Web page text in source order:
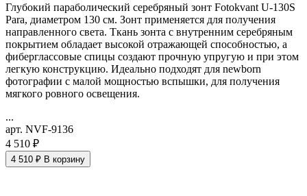
Глубокий параболический серебряный зонт Fotokvant U-130S
Para, диаметром 130 см. Зонт применяется для получения
направленного света. Ткань зонта с внутренним серебряным
покрытием обладает высокой отражающей способностью, а
фиберглассовые спицы создают прочную упругую и при этом
легкую конструкцию. Идеально подходят для newborn
фотографии с малой мощностью вспышки, для получения
мягкого ровного освещения.
...
арт. NVF-9136
4 510 ₽
4 510 ₽ В корзину